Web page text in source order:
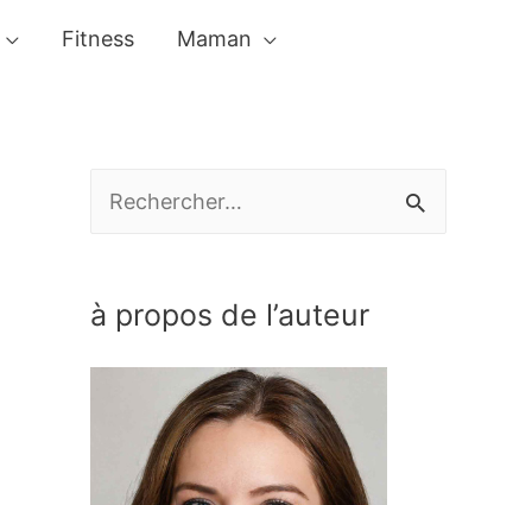
Fitness Maman
h
à propos de l’auteur